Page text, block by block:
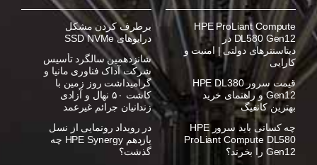
HPE ProLiant Compute
DL580 Gen12 در
دیتاسنترهای دولتی | امنیت و
کارایی
قیمت سرور HPE DL380
Gen12 و راهنمای خرید
بهترین کانفیگ
چه کسانی باید سرور HPE
ProLiant Compute DL580
Gen12 را بخرند؟
برطرف کردن مشکل
درایوهای SSD NVMe
شانزدهمین سالگرد تأسیس
شرکت آداک فناوری مانیا و
گرامیداشت روز زمین با
کاشت ۵۰ نهال و آزادی
زندانیان جرائم غیرعمد
در رویداد رونمایی از نسل
یازدهم HPE Synergy چه
گذشت؟